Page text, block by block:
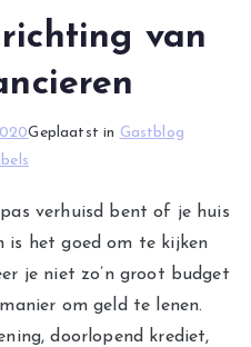
van
Geplaatst in Gastblog
verhuisd bent of je huis
is het goed om te kijken
je niet zo’n groot budget
om geld te lenen.
doorlopend krediet,